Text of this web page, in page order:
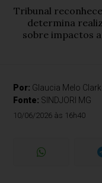
Tribunal
determina
sobre impactos
Por: Glaucia Melo Clark
Fonte: SINDJORI MG
10/06/2026 às 16h40